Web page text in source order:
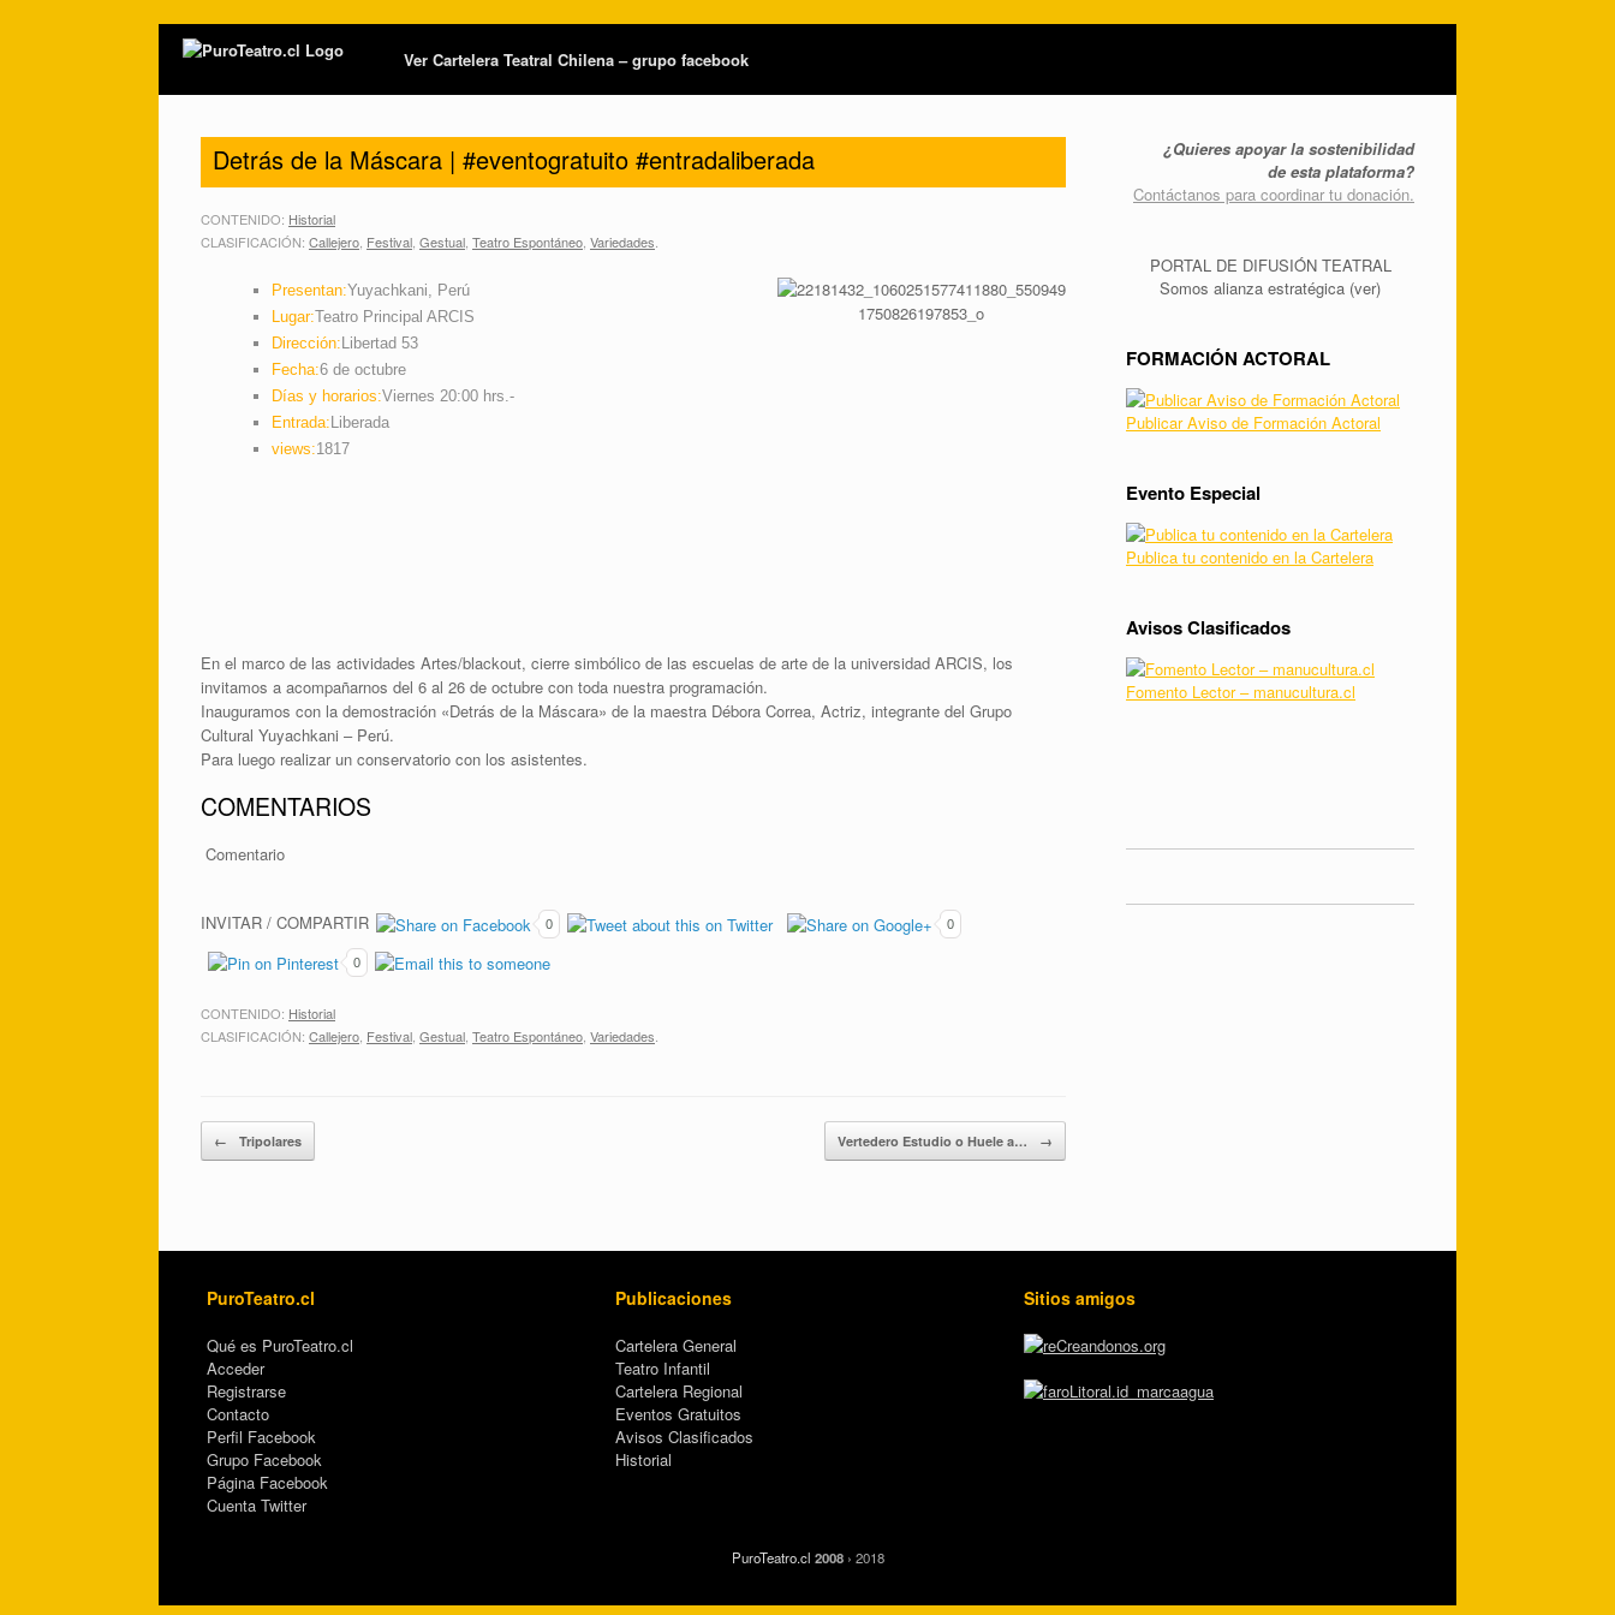
Ver Cartelera Teatral Chilena – grupo facebook
Detrás de la Máscara | #eventogratuito #entradaliberada
CONTENIDO: Historial
CLASIFICACIÓN: Callejero Festival Gestual Teatro Espontáneo Variedades
Presentan:Yuyachkani, Perú
Lugar:Teatro Principal ARCIS
Dirección:Libertad 53
Fecha:6 de octubre
Días y horarios:Viernes 20:00 hrs.-
Entrada:Liberada
views:1817
En el marco de las actividades Artes/blackout, cierre simbólico de las escuelas de arte de la universidad ARCIS, los
invitamos a acompañarnos del 6 al 26 de octubre con toda nuestra programación.
Inauguramos con la demostración «Detrás de la Máscara» de la maestra Débora Correa, Actriz, integrante del Grupo
Cultural Yuyachkani – Perú.
Para luego realizar un conservatorio con los asistentes.
COMENTARIOS
Comentario
INVITAR / COMPARTIR 0 0
0
CONTENIDO: Historial
CLASIFICACIÓN: Callejero Festival Gestual Teatro Espontáneo Variedades
Post navigation
← Tripolares Vertedero Estudio o Huele a… →
¿Quieres apoyar la sostenibilidad
de esta plataforma?
Contáctanos para coordinar tu donación.
PORTAL DE DIFUSIÓN TEATRAL
Somos alianza estratégica (ver)
FORMACIÓN ACTORAL
Publicar Aviso de Formación Actoral
Evento Especial
Publica tu contenido en la Cartelera
Avisos Clasificados
Fomento Lector – manucultura.cl
PuroTeatro.cl
Qué es PuroTeatro.cl
Acceder
Registrarse
Contacto
Perfil Facebook
Grupo Facebook
Página Facebook
Cuenta Twitter
Publicaciones
Cartelera General
Teatro Infantil
Cartelera Regional
Eventos Gratuitos
Avisos Clasificados
Historial
Sitios amigos
PuroTeatro.cl 2008› 2018